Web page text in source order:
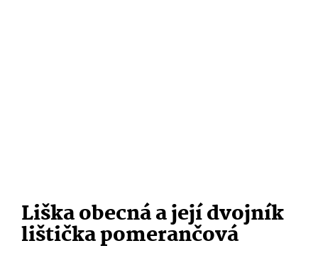
Liška obecná a její dvojník
lištička pomerančová